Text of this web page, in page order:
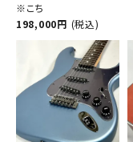
※こち
198,000円 (税込)